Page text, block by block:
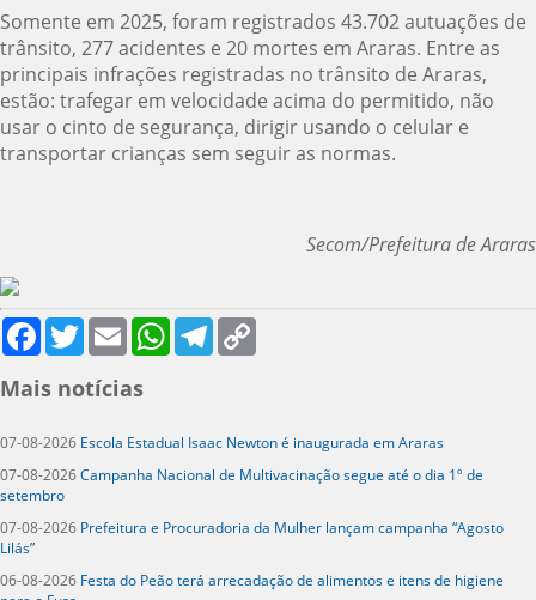
Somente em 2025, foram registrados 43.702 autuações de
trânsito, 277 acidentes e 20 mortes em Araras. Entre as
principais infrações registradas no trânsito de Araras,
estão: trafegar em velocidade acima do permitido, não
usar o cinto de segurança, dirigir usando o celular e
transportar crianças sem seguir as normas.
Secom/Prefeitura de Araras
FacebookTwitter Email WhatsAppTelegram
Mais notícias
07-08-2026 Escola Estadual Isaac Newton é inaugurada em Araras
07-08-2026Campanha Nacional de Multivacinação segue até o dia 1º de
setembro
07-08-2026 Prefeitura e Procuradoria da Mulher lançam campanha “Agosto
Lilás”
06-08-2026 Festa do Peão terá arrecadação de alimentos e itens de higiene